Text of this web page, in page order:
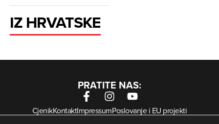
IZ HRVATSKE
PRATITE NAS:
CjenikKontaktImpressumPoslovanje i EU projekti